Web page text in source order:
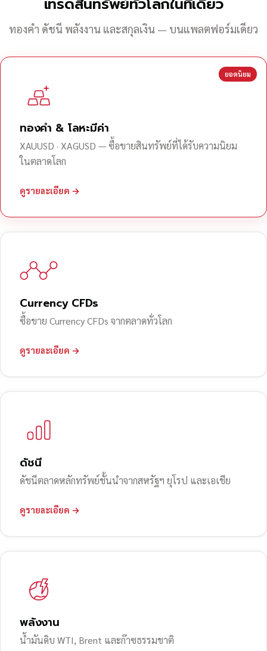
ทองคำ ดัชนี พลังงาน และสกุลเงิน — บนแพลตฟอร์มเดียว
ยอดนิยม
ทองคำ & โลหะมีค่า
XAUUSD · XAGUSD — ซื้อขายสินทรัพย์ที่ได้รับความนิยม
ในตลาดโลก
ดูรายละเอียด →
Currency CFDs
ซื้อขาย Currency CFDs จากตลาดทั่วโลก
ดูรายละเอียด →
ดัชนี
ดัชนีตลาดหลักทรัพย์ชั้นนำจากสหรัฐฯ ยุโรป และเอเชีย
ดูรายละเอียด →
พลังงาน
น้ำมันดิบ WTI, Brent และก๊าซธรรมชาติ